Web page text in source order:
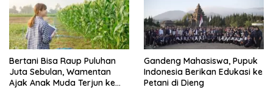
Bertani Bisa Raup Puluhan
Juta Sebulan, Wamentan
Ajak Anak Muda Terjun ke
Gandeng Mahasiswa, Pupuk
Indonesia Berikan Edukasi ke
Petani di Dieng